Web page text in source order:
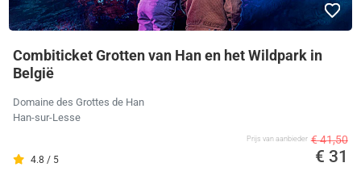
Combiticket Grotten van Han en het Wildpark in
België
Domaine des Grottes de Han
Han-sur-Lesse
4.8 / 5
Prijs van aanbieder € 41,50
€ 31